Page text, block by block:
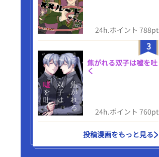
24h.ポイント 788pt
3
焦がれる双子は嘘を吐
く
24h.ポイント 760pt
投稿漫画をもっと見る